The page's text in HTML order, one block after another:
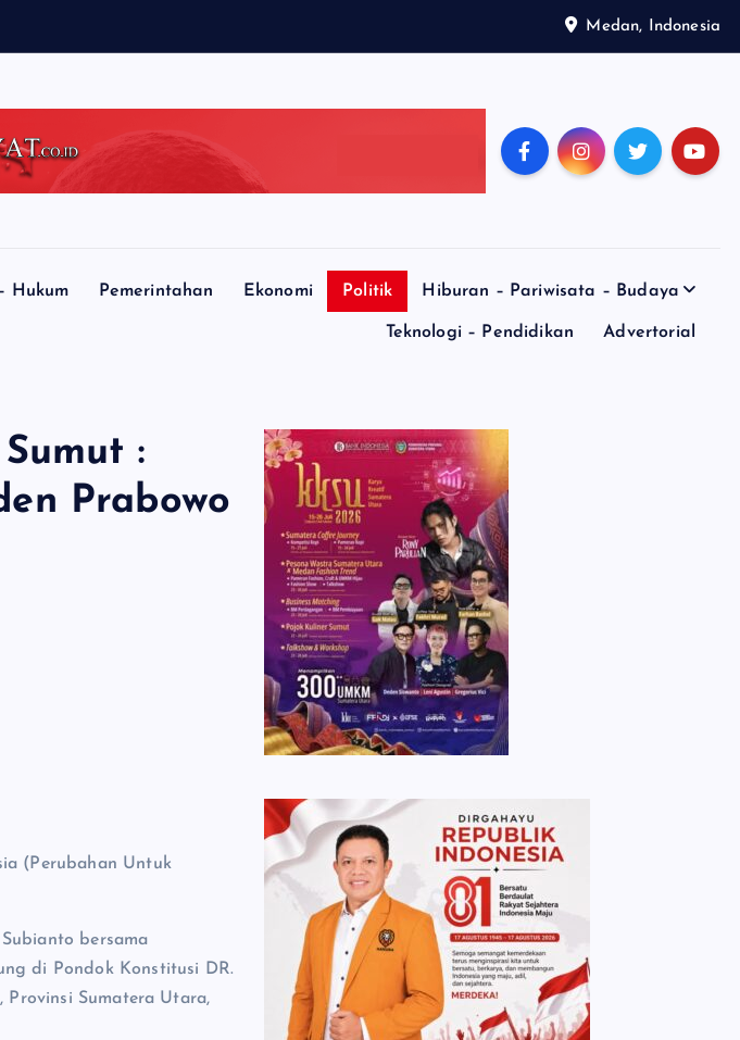
Medan, Indonesia
Hukum Pemerintahan Ekonomi Politik Hiburan – Pariwisata – Budaya
Teknologi – Pendidikan Advertorial
:
Prabowo
(Perubahan Untuk
bersama
di Pondok Konstitusi DR.
Provinsi Sumatera Utara,